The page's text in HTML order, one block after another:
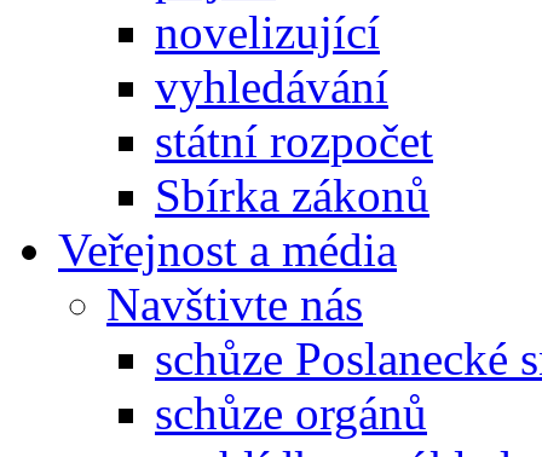
novelizující
vyhledávání
státní rozpočet
Sbírka zákonů
Veřejnost a média
Navštivte nás
schůze Poslanecké
schůze orgánů